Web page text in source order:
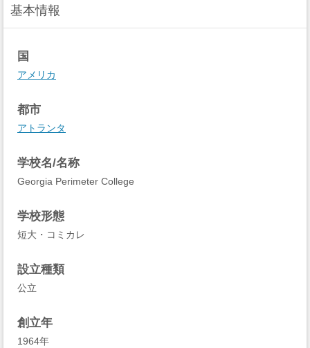
基本情報
国
アメリカ
都市
アトランタ
学校名/名称
Georgia Perimeter College
学校形態
短大・コミカレ
設立種類
公立
創立年
1964年